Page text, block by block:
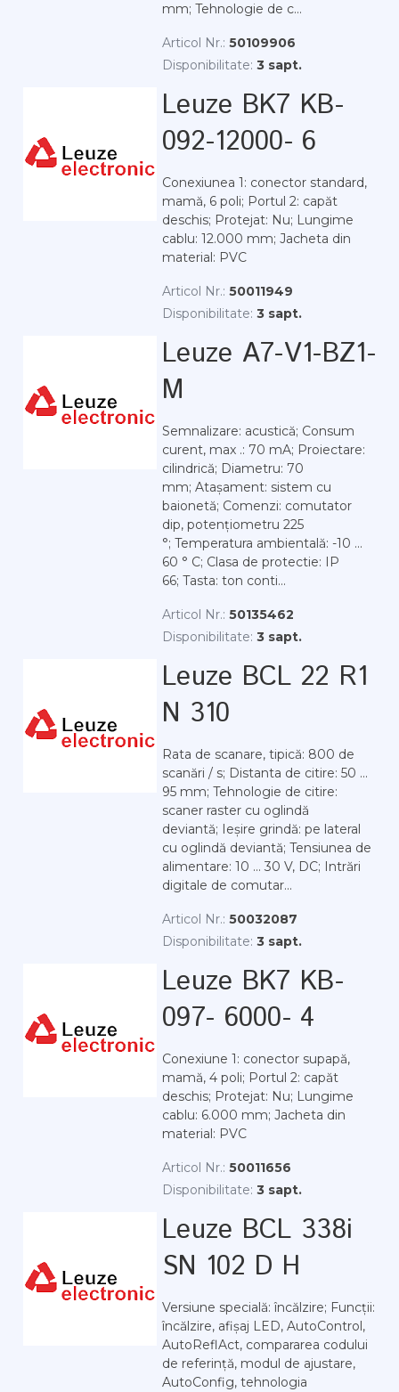
mm; Tehnologie de c...
Articol Nr.: 50109906
Disponibilitate: 3 sapt.
Leuze BK7 KB-
092-12000- 6
Conexiunea 1: conector standard,
mamă, 6 poli; Portul 2: capăt
deschis; Protejat: Nu; Lungime
cablu: 12.000 mm; Jacheta din
material: PVC
Articol Nr.: 50011949
Disponibilitate: 3 sapt.
Leuze A7-V1-BZ1-
M
Semnalizare: acustică; Consum
curent, max .: 70 mA; Proiectare:
cilindrică; Diametru: 70
mm; Atașament: sistem cu
baionetă; Comenzi: comutator
dip, potențiometru 225
°; Temperatura ambientală: -10 ...
60 ° C; Clasa de protectie: IP
66; Tasta: ton conti...
Articol Nr.: 50135462
Disponibilitate: 3 sapt.
Leuze BCL 22 R1
N 310
Rata de scanare, tipică: 800 de
scanări / s; Distanta de citire: 50 ...
95 mm; Tehnologie de citire:
scaner raster cu oglindă
deviantă; Ieșire grindă: pe lateral
cu oglindă deviantă; Tensiunea de
alimentare: 10 ... 30 V, DC; Intrări
digitale de comutar...
Articol Nr.: 50032087
Disponibilitate: 3 sapt.
Leuze BK7 KB-
097- 6000- 4
Conexiune 1: conector supapă,
mamă, 4 poli; Portul 2: capăt
deschis; Protejat: Nu; Lungime
cablu: 6.000 mm; Jacheta din
material: PVC
Articol Nr.: 50011656
Disponibilitate: 3 sapt.
Leuze BCL 338i
SN 102 D H
Versiune specială: încălzire; Funcții:
încălzire, afișaj LED, AutoControl,
AutoReflAct, compararea codului
de referință, modul de ajustare,
AutoConfig, tehnologia